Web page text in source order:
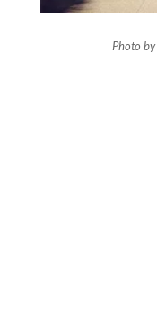
Photo by